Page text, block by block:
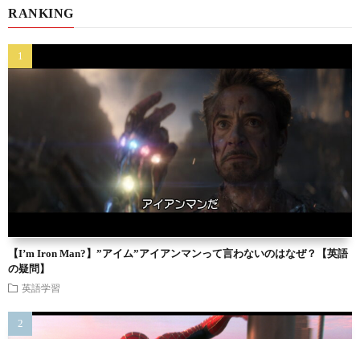
RANKING
【I’m Iron Man?】”アイム”アイアンマンって言わないのはなぜ？【英語
の疑問】
英語学習